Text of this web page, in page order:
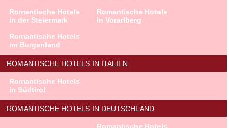
Romantische Hotels
in der Steiermark
Romantische Hotels
in Vorarlberg
Romantische Hotels
im Burgenland
ROMANTISCHE HOTELS IN ITALIEN
Romantische Hotels
in Südtirol
ROMANTISCHE HOTELS IN DEUTSCHLAND